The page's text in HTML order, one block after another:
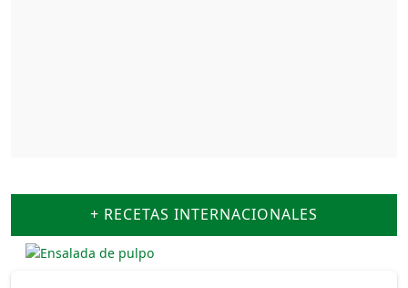
+ RECETAS INTERNACIONALES